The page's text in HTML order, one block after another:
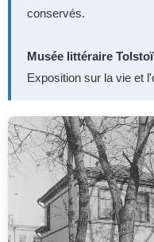
conservés.
Musée littéraire Tolstoï
Exposition sur la vie et